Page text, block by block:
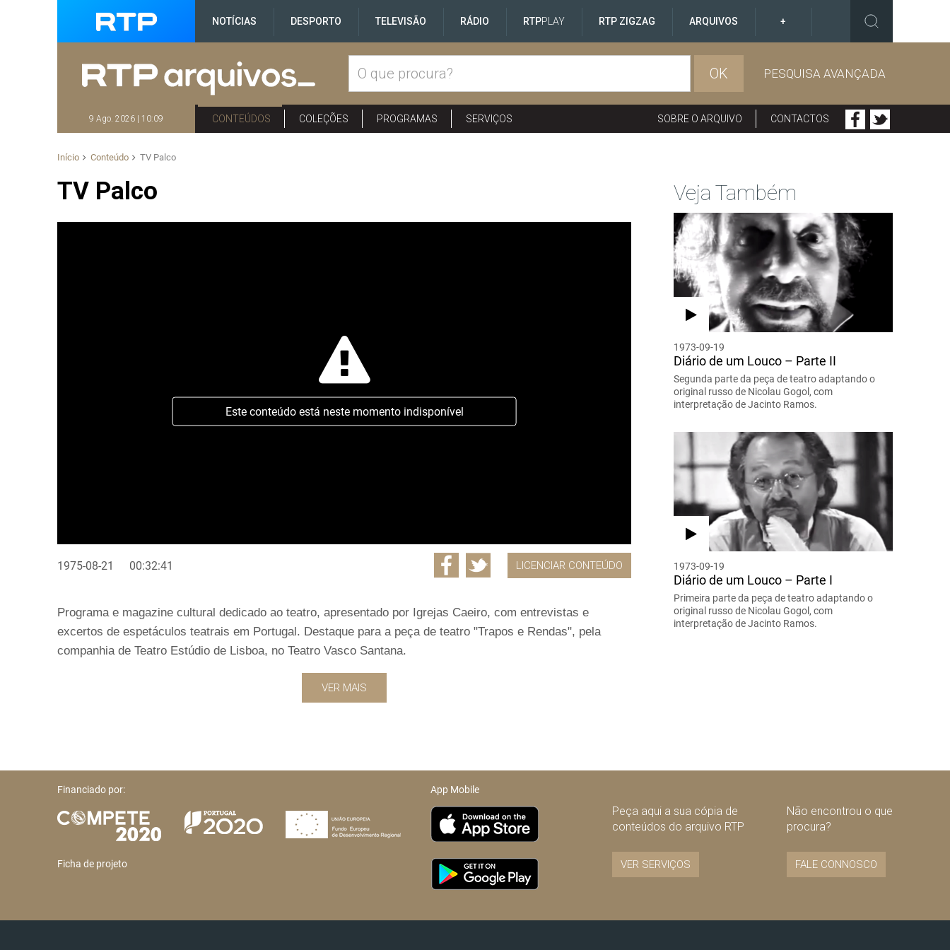
NOTÍCIAS DESPORTO TELEVISÃO RÁDIO RTPPLAY RTP ZIGZAG ARQUIVOS +
OK PESQUISA AVANÇADA
9 Ago. 2026 | 10:09 CONTEÚDOS COLEÇÕES PROGRAMAS SERVIÇOS SOBRE O ARQUIVO CONTACTOS
Início Conteúdo TV Palco
TV Palco
Este conteúdo está neste momento indisponível
1975-08-21 00:32:41 LICENCIAR CONTEÚDO
Programa e magazine cultural dedicado ao teatro, apresentado por Igrejas Caeiro, com entrevistas e
excertos de espetáculos teatrais em Portugal. Destaque para a peça de teatro "Trapos e Rendas", pela
companhia de Teatro Estúdio de Lisboa, no Teatro Vasco Santana.
VER MAIS
Veja Também
1973-09-19
Diário de um Louco – Parte II
Segunda parte da peça de teatro adaptando o
original russo de Nicolau Gogol, com
interpretação de Jacinto Ramos.
1973-09-19
Diário de um Louco – Parte I
Primeira parte da peça de teatro adaptando o
original russo de Nicolau Gogol, com
interpretação de Jacinto Ramos.
Financiado por:
Ficha de projeto
App Mobile
Peça aqui a sua cópia de
conteúdos do arquivo RTP
VER SERVIÇOS
Não encontrou o que
procura?
FALE CONNOSCO